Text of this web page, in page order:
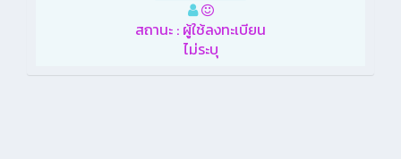
สถานะ : ผู้ใช้ลงทะเบียน
ไม่ระบุ